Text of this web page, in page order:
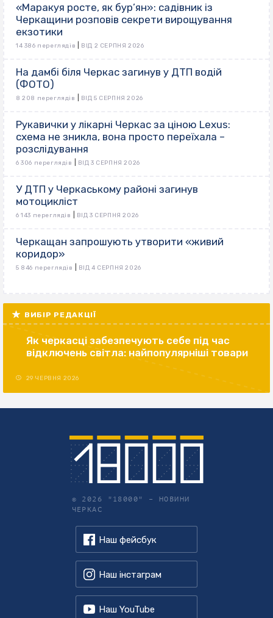
«Маракуя росте, як бур’ян»: садівник із
Черкащини розповів секрети вирощування
екзотики
14 386 переглядів ВІД 2 СЕРПНЯ 2026
На дамбі біля Черкас загинув у ДТП водій
(ФОТО)
8 208 переглядів ВІД 5 СЕРПНЯ 2026
Рукавички у лікарні Черкас за ціною Lexus:
схема не зникла, вона просто переїхала –
розслідування
6 306 переглядів ВІД 3 СЕРПНЯ 2026
У ДТП у Черкаському районі загинув
мотоцикліст
6 143 переглядів ВІД 3 СЕРПНЯ 2026
Черкащан запрошують утворити «живий
коридор»
5 846 переглядів ВІД 4 СЕРПНЯ 2026
ВИБІР РЕДАКЦІЇ
Як черкасці забезпечують себе під час
відключень світла: найпопулярніші товари
29 ЧЕРВНЯ 2026
© 2026 "18000" – НОВИНИ
ЧЕРКАС
Наш фейсбук
Наш інстаграм
Наш YouTube